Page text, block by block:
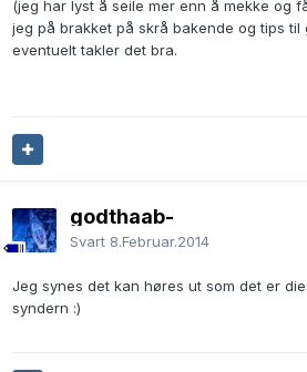
(jeg har lyst å seile mer enn å mekke og
jeg på brakket på skrå bakende og tips til
eventuelt takler det bra.
godthaab-
Svart 8.Februar.2014
Jeg synes det kan høres ut som det er
syndern :)